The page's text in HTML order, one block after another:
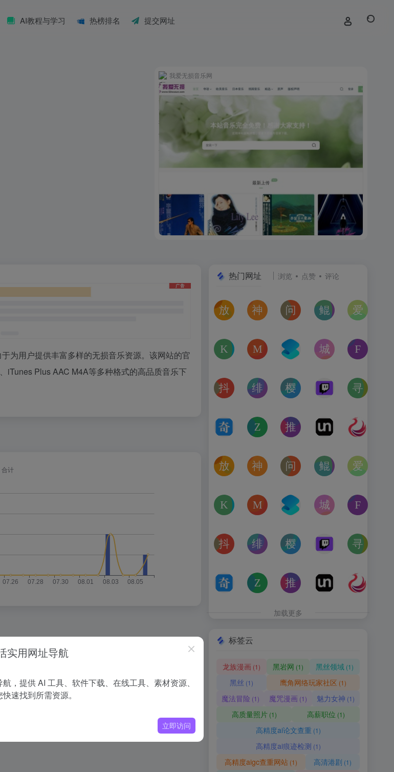
AI教程与学习 热榜排名 提交网址
我爱无损音乐网
为用户提供丰富多样的无损音乐资源。该网站的官
iTunes Plus AAC M4A等多种格式的高品质音乐下
热门网址 浏览 点赞 评论
放屁音乐网
在线免费下载全网MP3付费歌曲
神仙代售
神仙代售，专注于游戏账号交易平台多年
问卷星
免费使用问卷星创建问卷调查
鲲Galgame论坛
一个专注于二次元
kagurafan
游戏补丁分享网站
MCBBS
MCBBS我的世界中文论坛官网入口
转换云
转换云（
城市交通健康榜
高德地图中国主要
抖音课堂
抖音旗下综合学习平台，覆盖抖音、今日头条、西瓜视
绯月论坛
绯月是一个以动漫、游戏、音乐、绘画等为
樱之空动漫
樱之空动漫是一个专为动漫爱
Twitch
Twitch是国外的一
奇书网
TXT电子书免费下载,TXT全集下载,小说TXT下载,全本完
Zoom Earth
Zoom Earth风暴追踪器，实时天气和卫星图
推次元
推次元a2cy.com(T站)是以
Unblast – 免费
Unblast是免费设
放屁音乐网
在线免费下载全网MP3付费歌曲
神仙代售
神仙代售，专注于游戏账号交易平台多年
问卷星
免费使用问卷星创建问卷调查
鲲Galgame论坛
一个专注于二次元
kagurafan
游戏补丁分享网站
MCBBS
MCBBS我的世界中文论坛官网入口
转换云
转换云（
城市交通健康榜
高德地图中国主要
抖音课堂
抖音旗下综合学习平台，覆盖抖音、今日头条、西瓜视
绯月论坛
绯月是一个以动漫、游戏、音乐、绘画等为
樱之空动漫
樱之空动漫是一个专为动漫爱
Twitch
Twitch是国外的一
奇书网
TXT电子书免费下载,TXT全集下载,小说TXT下载,全本完
Zoom Earth
Zoom Earth风暴追踪器，实时天气和卫星图
推次元
推次元a2cy.com(T站)是以
Unblast – 免费
Unblast是免费设
加载更多
标签云
龙族漫画 (1) 黑岩网 (1) 黑丝领域 (1)
黑丝 (1) 鹰角网络玩家社区 (1)
魔法冒险 (1) 魔咒漫画 (1) 魅力女神 (1)
高质量照片(1) 高薪职位 (1)
高精度ai论文查重 (1)
高精度ai痕迹检测 (1)
高精度aigc查重网站 (1) 高清港剧 (1)
实用网址导航
航，提供 AI 工具、软件下载、在线工具、素材资源、
速找到所需资源。
立即访问